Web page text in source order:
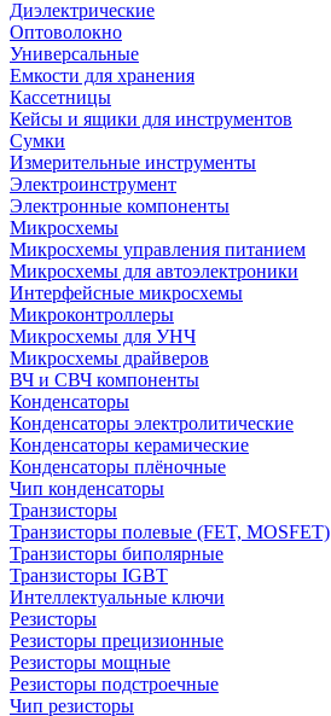
Диэлектрические
Оптоволокно
Универсальные
Емкости для хранения
Кассетницы
Кейсы и ящики для инструментов
Сумки
Измерительные инструменты
Электроинструмент
Электронные компоненты
Микросхемы
Микросхемы управления питанием
Микросхемы для автоэлектроники
Интерфейсные микросхемы
Микроконтроллеры
Микросхемы для УНЧ
Микросхемы драйверов
ВЧ и СВЧ компоненты
Конденсаторы
Конденсаторы электролитические
Конденсаторы керамические
Конденсаторы плёночные
Чип конденсаторы
Транзисторы
Транзисторы полевые (FET, MOSFET)
Транзисторы биполярные
Транзисторы IGBT
Интеллектуальные ключи
Резисторы
Резисторы прецизионные
Резисторы мощные
Резисторы подстроечные
Чип резисторы